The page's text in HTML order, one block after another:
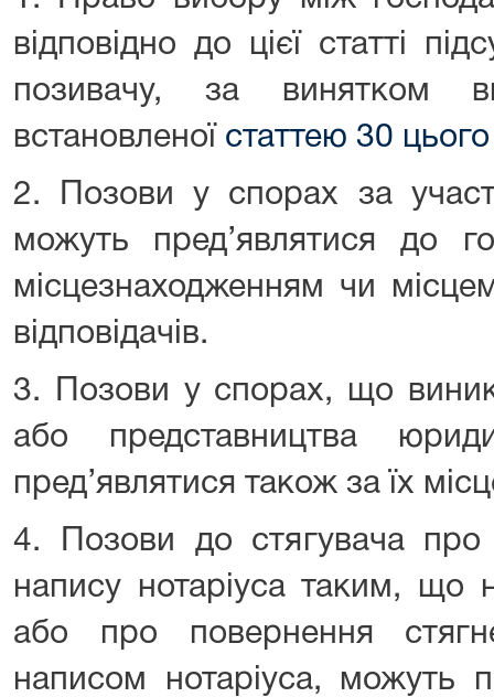
відповідно до цієї статті
позивачу, за винятком
встановленої статтею 30
2. Позови у спорах за
можуть пред’являтися до
місцезнаходженням чи
відповідачів.
3. Позови у спорах, що
або представництва
пред’являтися також за їх
4. Позови до стягувача про
напису нотаріуса таким, що
або про повернення
написом нотаріуса, можуть